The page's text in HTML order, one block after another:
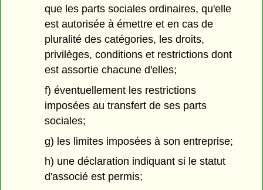
que les parts sociales ordinaires, qu'elle
est autorisée à émettre et en cas de
pluralité des catégories, les droits,
privilèges, conditions et restrictions dont
est assortie chacune d'elles;
f) éventuellement les restrictions
imposées au transfert de ses parts
sociales;
g) les limites imposées à son entreprise;
h) une déclaration indiquant si le statut
d'associé est permis;